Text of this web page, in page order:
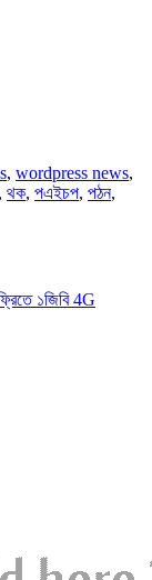
, wordpress news,
থক, পএইচপ, পঠন,
১জিবি 4G